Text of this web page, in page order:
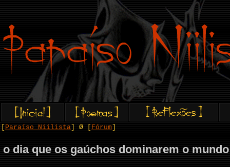
Paraíso Niilista ] Ø [ Fórum
o dia que os gaúchos dominarem o